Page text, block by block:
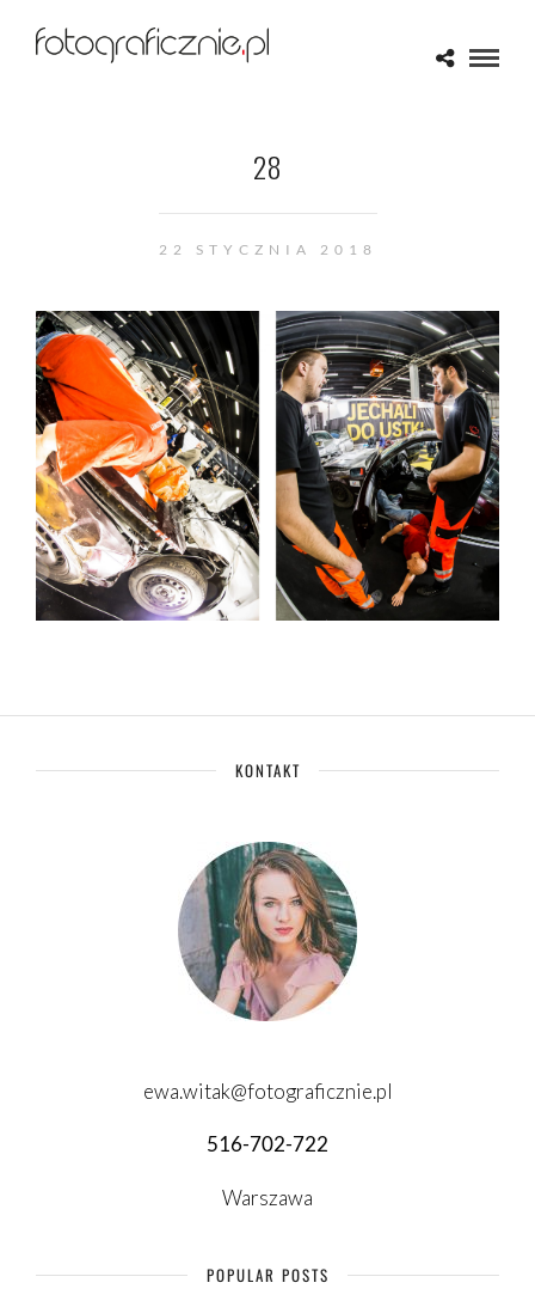
28
22 STYCZNIA 2018
KONTAKT
ewa.witak@fotograficznie.pl
516-702-722
Warszawa
POPULAR POSTS